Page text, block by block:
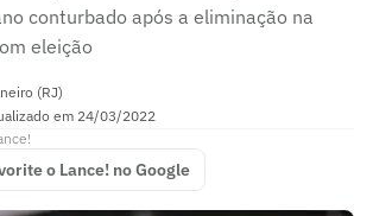
conturbado após a eliminação na
eleição
(RJ)
em 24/03/2022
o Lance! no Google